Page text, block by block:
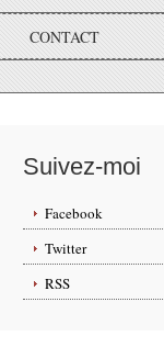
CONTACT
Suivez-moi
Facebook
Twitter
RSS